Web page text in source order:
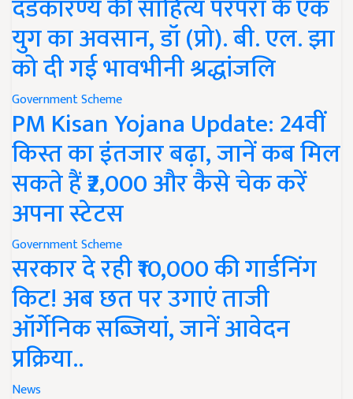
दंडकारण्य की साहित्य परंपरा के एक
युग का अवसान, डॉ (प्रो). बी. एल. झा
को दी गई भावभीनी श्रद्धांजलि
Government Scheme
PM Kisan Yojana Update: 24वीं
किस्त का इंतजार बढ़ा, जानें कब मिल
सकते हैं ₹2,000 और कैसे चेक करें
अपना स्टेटस
Government Scheme
सरकार दे रही ₹10,000 की गार्डनिंग
किट! अब छत पर उगाएं ताजी
ऑर्गेनिक सब्जियां, जानें आवेदन
प्रक्रिया..
News